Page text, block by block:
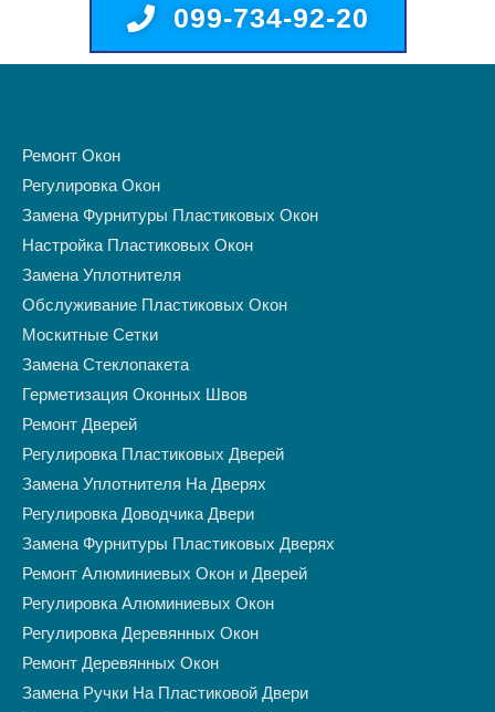
099-734-92-20
Ремонт Окон
Регулировка Окон
Замена Фурнитуры Пластиковых Окон
Настройка Пластиковых Окон
Замена Уплотнителя
Обслуживание Пластиковых Окон
Москитные Сетки
Замена Стеклопакета
Герметизация Оконных Швов
Ремонт Дверей
Регулировка Пластиковых Дверей
Замена Уплотнителя На Дверях
Регулировка Доводчика Двери
Замена Фурнитуры Пластиковых Дверях
Ремонт Алюминиевых Окон и Дверей
Регулировка Алюминиевых Окон
Регулировка Деревянных Окон
Ремонт Деревянных Окон
Замена Ручки На Пластиковой Двери